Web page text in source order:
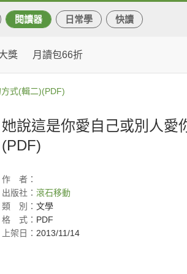
閱讀器 日常學 快讀
獎 月讀包66折
式(輯二)(PDF)
她說這是你愛自己或別人愛
(PDF)
作
者：
出版社： 滾石移動
類
別： 文學
格
式： PDF
上架日： 2013/11/14